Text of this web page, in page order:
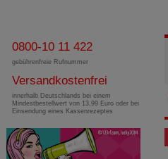
0800-10 11 422
gebührenfreie Rufnummer
Versandkostenfrei
innerhalb Deutschlands bei einem
Mindestbestellwert von 13,99 Euro oder bei
Einsendung eines Kassenrezeptes